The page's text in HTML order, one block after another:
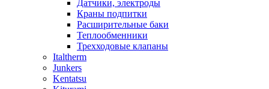
Датчики, электроды
Краны подпитки
Расширительные баки
Теплообменники
Трехходовые клапаны
Italtherm
Junkers
Kentatsu